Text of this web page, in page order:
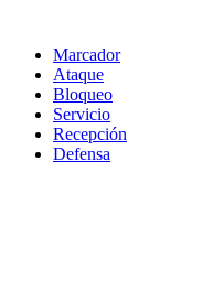
Marcador
Ataque
Bloqueo
Servicio
Recepción
Defensa